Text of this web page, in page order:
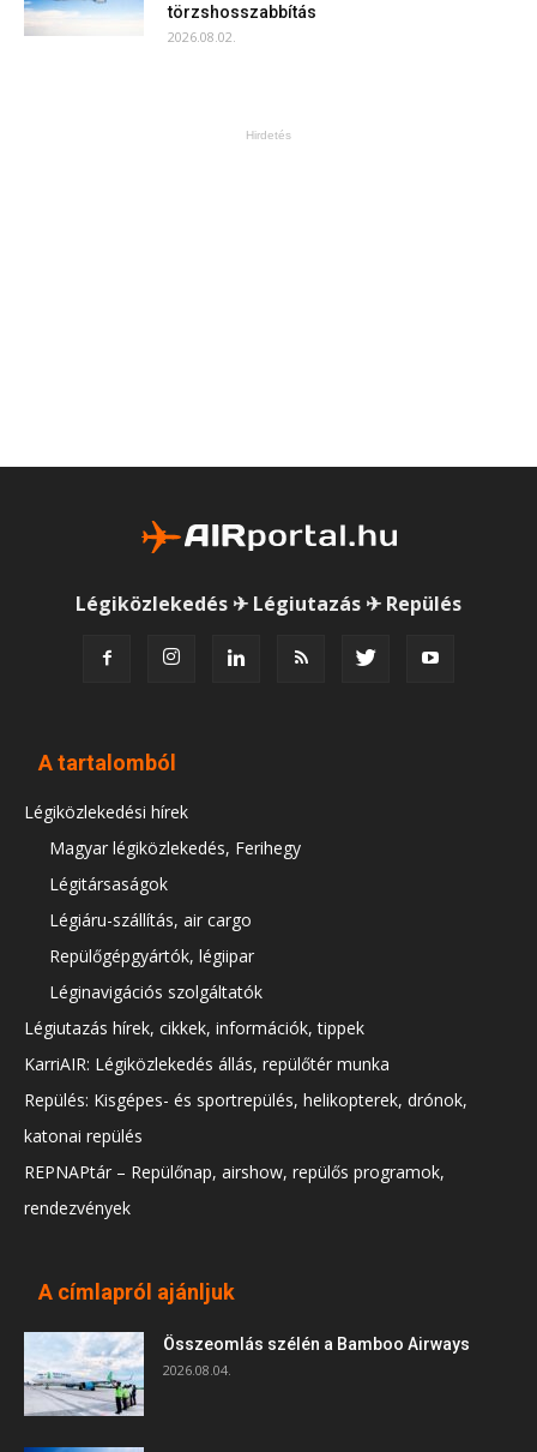
törzshosszabbítás
2026.08.02.
Hirdetés
Légiközlekedés ✈ Légiutazás ✈ Repülés
A tartalomból
Légiközlekedési hírek
Magyar légiközlekedés, Ferihegy
Légitársaságok
Légiáru-szállítás, air cargo
Repülőgépgyártók, légiipar
Léginavigációs szolgáltatók
Légiutazás hírek, cikkek, információk, tippek
KarriAIR: Légiközlekedés állás, repülőtér munka
Repülés: Kisgépes- és sportrepülés, helikopterek, drónok,
katonai repülés
REPNAPtár – Repülőnap, airshow, repülős programok,
rendezvények
A címlapról ajánljuk
Összeomlás szélén a Bamboo Airways
2026.08.04.